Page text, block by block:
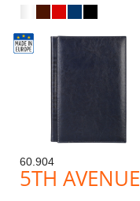
60.904
5TH AVENUE